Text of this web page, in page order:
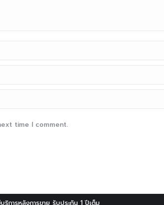
time I comment.
การหลังการขาย รับประกัน 1 ปีเต็ม